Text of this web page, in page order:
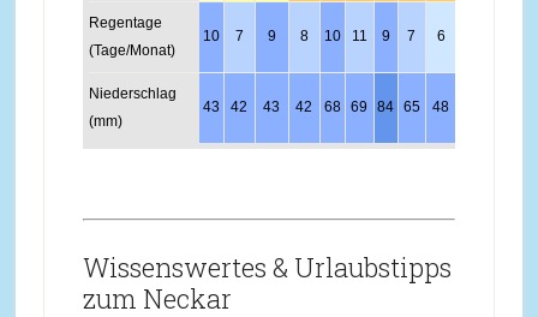
Regentage
(Tage/Monat)
10 7 9 8 10 11 9 7 6
Niederschlag
(mm)
43 42 43 42 68 69 84 65 48
Wissenswertes & Urlaubstipps
zum Neckar